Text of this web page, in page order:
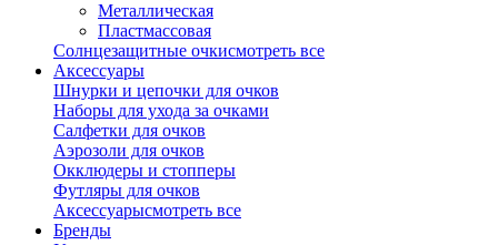
Металлическая
Пластмассовая
Солнцезащитные очкисмотреть все
Аксессуары
Шнурки и цепочки для очков
Наборы для ухода за очками
Салфетки для очков
Аэрозоли для очков
Окклюдеры и стопперы
Футляры для очков
Аксессуарысмотреть все
Бренды